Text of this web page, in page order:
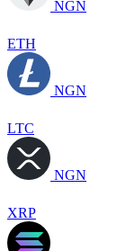
NGN
ETH
NGN
LTC
NGN
XRP